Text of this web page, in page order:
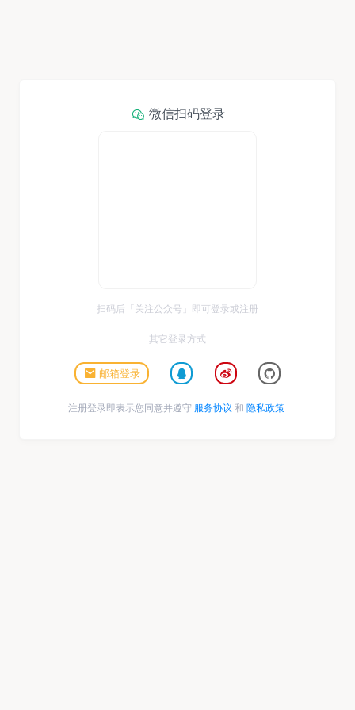
微信扫码登录
扫码后「关注公众号」即可登录或注册
其它登录方式
邮箱登录
注册登录即表示您同意并遵守 服务协议 和 隐私政策